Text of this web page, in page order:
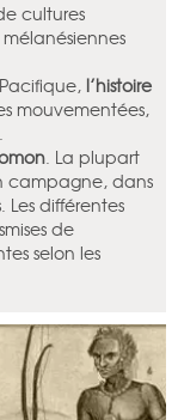
cultures
l’histoire
mouvementées,
. La plupart
campagne, dans
Les différentes
de
selon les